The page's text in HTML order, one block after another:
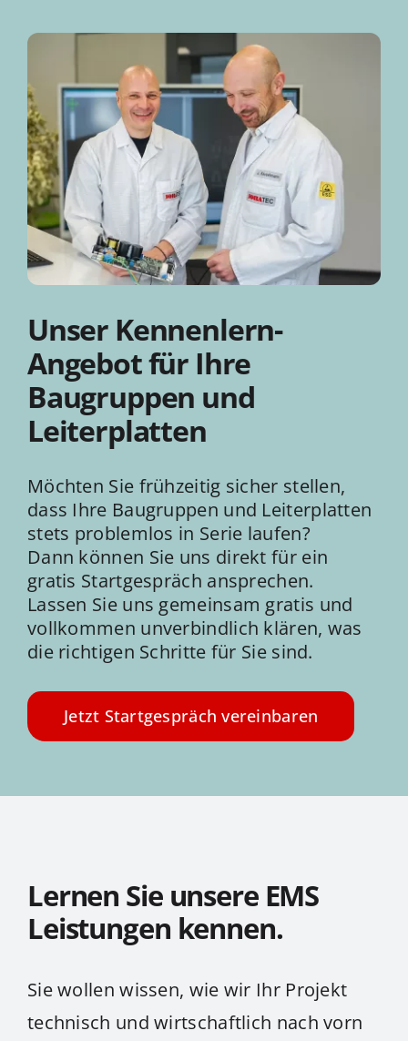
Unser Kennenlern-
Angebot für Ihre
Baugruppen und
Leiterplatten
Möchten Sie frühzeitig sicher stellen,
dass Ihre Baugruppen und Leiterplatten
stets problemlos in Serie laufen?
Dann können Sie uns direkt für ein
gratis Startgespräch ansprechen.
Lassen Sie uns gemeinsam gratis und
vollkommen unverbindlich klären, was
die richtigen Schritte für Sie sind.
Jetzt Startgespräch vereinbaren
Lernen Sie unsere EMS
Leistungen kennen.
Sie wollen wissen, wie wir Ihr Projekt
technisch und wirtschaftlich nach vorn